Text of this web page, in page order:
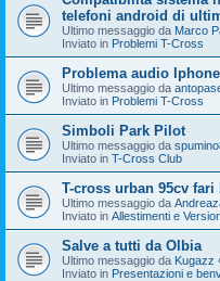
telefoni android di
Ultimo messaggio da Marco
Inviato in Problemi T-Cross
Problema audio Iphone
Ultimo messaggio da
Inviato in Problemi T-Cross
Simboli Park Pilot
Ultimo messaggio da
Inviato in T-Cross Club
T-cross urban 95cv fari
Ultimo messaggio da
Inviato in Allestimenti e
Salve a tutti da Olbia
Ultimo messaggio da Kugazz
Inviato in Presentazioni e